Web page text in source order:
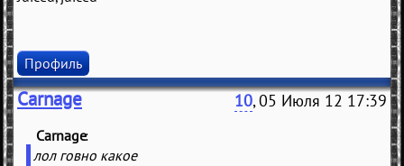
Профиль
Carnage 10, 05 Июля 12 17:39
Carnage
лол говно какое